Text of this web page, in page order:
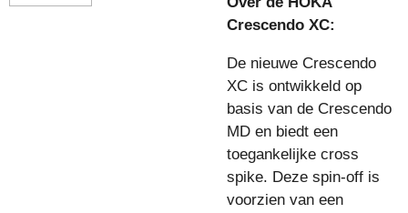
Crescendo XC:
De nieuwe Crescendo
XC is ontwikkeld op
basis van de Crescendo
MD en biedt een
toegankelijke cross
spike. Deze spin-off is
voorzien van een